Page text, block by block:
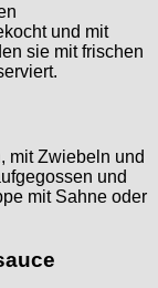
und mit
sie mit frischen
mit Zwiebeln und
und
mit Sahne oder